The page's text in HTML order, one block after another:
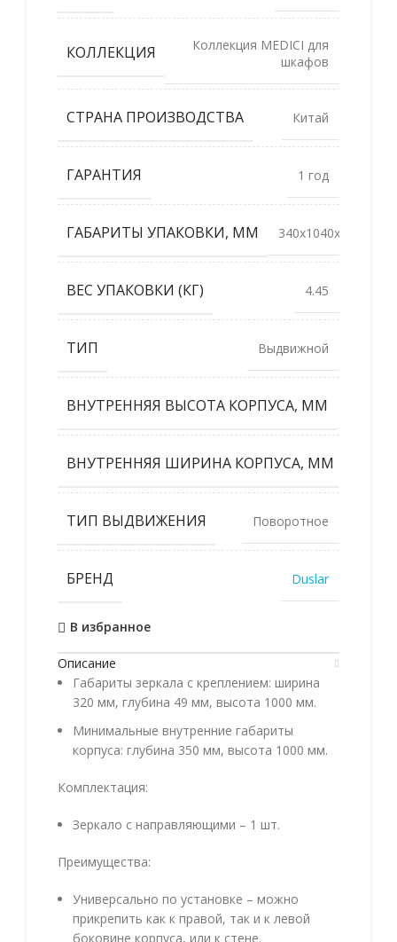
КОЛЛЕКЦИЯ
Коллекция MEDICI для
шкафов
СТРАНА ПРОИЗВОДСТВА Китай
ГАРАНТИЯ 1 год
ГАБАРИТЫ УПАКОВКИ, ММ 340x1040x60
ВЕС УПАКОВКИ (КГ) 4.45
ТИП Выдвижной
ВНУТРЕННЯЯ ВЫСОТА КОРПУСА, ММ
ВНУТРЕННЯЯ ШИРИНА КОРПУСА, ММ
ТИП ВЫДВИЖЕНИЯ Поворотное
БРЕНД Duslar
В избранное
Описание
Габариты зеркала с креплением: ширина
320 мм, глубина 49 мм, высота 1000 мм.
Минимальные внутренние габариты
корпуса: глубина 350 мм, высота 1000 мм.
Комплектация:
Зеркало с направляющими – 1 шт.
Преимущества:
Универсально по установке – можно
прикрепить как к правой, так и к левой
боковине корпуса, или к стене.